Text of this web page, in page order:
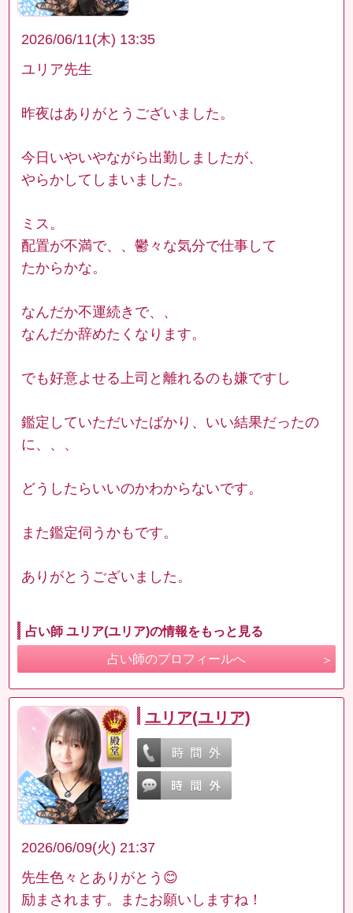
2026/06/11(木) 13:35
ユリア先生
昨夜はありがとうございました。
今日いやいやながら出勤しましたが、
やらかしてしまいました。
ミス。
配置が不満で、、鬱々な気分で仕事して
たからかな。
なんだか不運続きで、、
なんだか辞めたくなります。
でも好意よせる上司と離れるのも嫌ですし
鑑定していただいたばかり、いい結果だったの
に、、、
どうしたらいいのかわからないです。
また鑑定伺うかもです。
ありがとうございました。
占い師 ユリア(ユリア)の情報をもっと見る
占い師のプロフィールへ
ユリア(ユリア)
2026/06/09(火) 21:37
先生色々とありがとう😊
励まされます。またお願いしますね！